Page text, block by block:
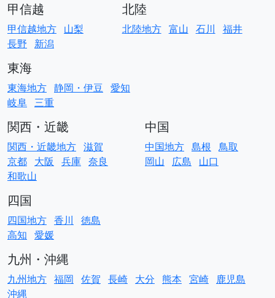
甲信越
甲信越地方 山梨
長野
新潟
北陸
北陸地方 富山 石川 福井
東海
東海地方 静岡・伊豆 愛知
岐阜 三重
関西・近畿
関西・近畿地方 滋賀
京都 大阪 兵庫 奈良
和歌山
中国
中国地方 島根 鳥取
岡山
広島 山口
四国
四国地方 香川
徳島
高知 愛媛
九州・沖縄
九州地方 福岡 佐賀 長崎 大分 熊本 宮崎
鹿児島
沖縄